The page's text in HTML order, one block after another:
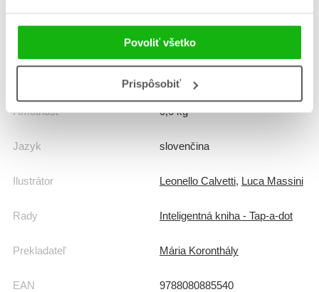
Povoliť všetko
Prispôsobiť
1.10.2018
235x295 mm
Hmotnosť 0,6 kg
Jazyk slovenčina
Ilustrátor Leonello Calvetti, Luca Massini
Rady Inteligentná kniha - Tap-a-dot
Prekladateľ Mária Koronthály
EAN 9788080885540